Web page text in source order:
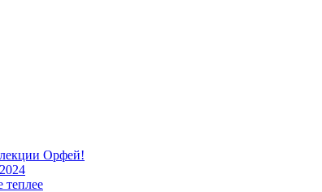
Орфей!
теплее